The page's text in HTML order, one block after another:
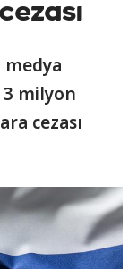
medya
milyon
cezası